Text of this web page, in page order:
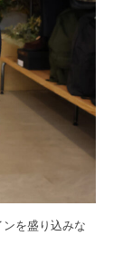
を盛り込みな